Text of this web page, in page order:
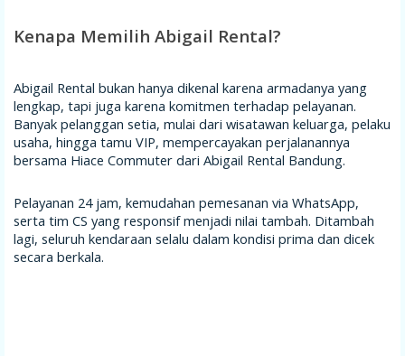
Kenapa Memilih Abigail Rental?
Abigail Rental bukan hanya dikenal karena armadanya yang
lengkap, tapi juga karena komitmen terhadap pelayanan.
Banyak pelanggan setia, mulai dari wisatawan keluarga, pelaku
usaha, hingga tamu VIP, mempercayakan perjalanannya
bersama Hiace Commuter dari Abigail Rental Bandung.
Pelayanan 24 jam, kemudahan pemesanan via WhatsApp,
serta tim CS yang responsif menjadi nilai tambah. Ditambah
lagi, seluruh kendaraan selalu dalam kondisi prima dan dicek
secara berkala.